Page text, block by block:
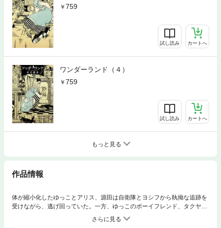
759
試し読み カートへ
ワンダーランド（４）
759
試し読み カートへ
もっと見る
作品情報
体が縮小化したゆっことアリス、源田は自衛隊とヨシフから執拗な追跡を
受けながら、逃げ回っていた。一方、ゆっこのボーイフレンド、タクヤは
世の中の異変に気付き始め、友人のメロとゆっこの身を案じていた。そこ
へ、ゆっこたちとはぐれていた犬のポコが現れ、二人はゆっこのスマホを